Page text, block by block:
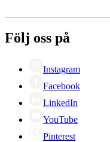
Retur
Karriär
Black Friday
Cyber Monday
Följ oss på
Instagram
Facebook
LinkedIn
YouTube
Pinterest